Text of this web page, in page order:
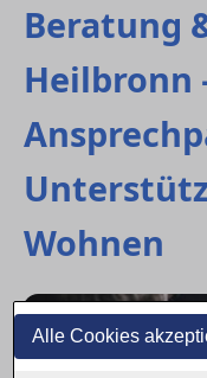
Alle Cookies
Beratung
Heilbronn
Wohnen